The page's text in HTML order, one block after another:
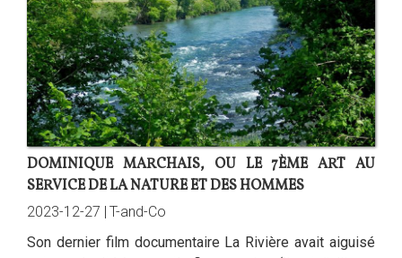
DOMINIQUE MARCHAIS, OU LE 7ÈME ART AU
SERVICE DE LA NATURE ET DES HOMMES
2023-12-27 | T-and-Co
Son dernier film documentaire La Rivière avait aiguisé